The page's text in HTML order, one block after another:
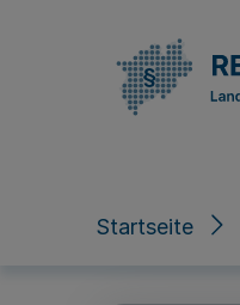
Startseite